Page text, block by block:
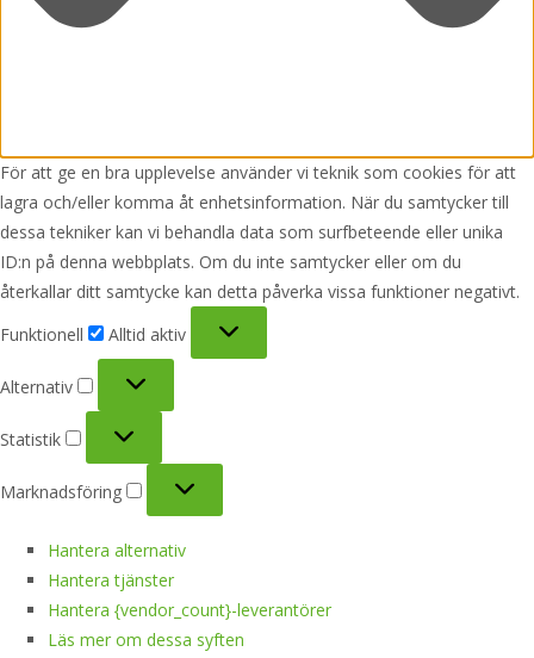
För att ge en bra upplevelse använder vi teknik som cookies för att
lagra och/eller komma åt enhetsinformation. När du samtycker till
dessa tekniker kan vi behandla data som surfbeteende eller unika
ID:n på denna webbplats. Om du inte samtycker eller om du
återkallar ditt samtycke kan detta påverka vissa funktioner negativt.
Funktionell
Alltid aktiv
Alternativ
Statistik
Marknadsföring
Hantera alternativ
Hantera tjänster
Hantera {vendor_count}-leverantörer
Läs mer om dessa syften